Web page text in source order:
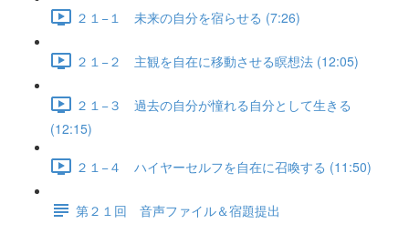
２１−１ 未来の自分を宿らせる (7:26)
２１−２ 主観を自在に移動させる瞑想法 (12:05)
２１−３ 過去の自分が憧れる自分として生きる
(12:15)
２１−４ ハイヤーセルフを自在に召喚する (11:50)
第２１回 音声ファイル＆宿題提出